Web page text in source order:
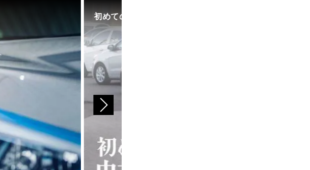
初めての中古車選び、購入時の流れや必要な書類などに